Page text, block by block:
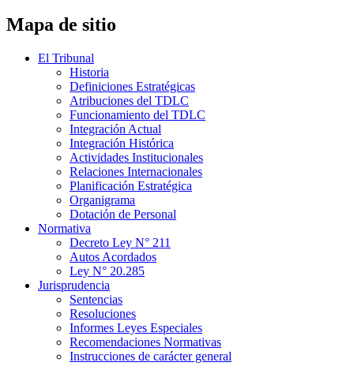
Mapa de sitio
El Tribunal
Historia
Definiciones Estratégicas
Atribuciones del TDLC
Funcionamiento del TDLC
Integración Actual
Integración Histórica
Actividades Institucionales
Relaciones Internacionales
Planificación Estratégica
Organigrama
Dotación de Personal
Normativa
Decreto Ley N° 211
Autos Acordados
Ley N° 20.285
Jurisprudencia
Sentencias
Resoluciones
Informes Leyes Especiales
Recomendaciones Normativas
Instrucciones de carácter general